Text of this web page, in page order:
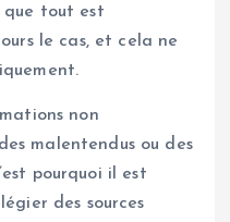
que tout est
le cas, et cela ne
non
malentendus ou des
pourquoi il est
des sources